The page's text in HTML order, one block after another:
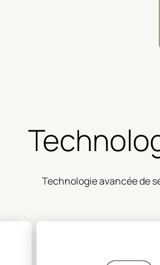
Technologie avancée de